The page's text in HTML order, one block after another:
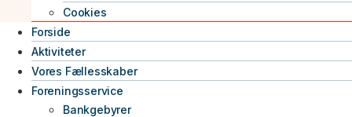
Cookies
Forside
Aktiviteter
Vores Fællesskaber
Foreningsservice
Bankgebyrer